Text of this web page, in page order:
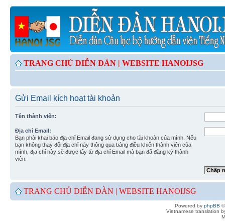
TRANG CHỦ DIỄN ĐÀN | WEBSITE HANOIJSG
Gửi Email kích hoạt tài khoản
Tên thành viên:
Địa chỉ Email:
Bạn phải khai báo địa chỉ Email đang sử dụng cho tài khoản của mình. Nếu
bạn không thay đổi địa chỉ này thông qua bảng điều khiển thành viên của
mình, địa chỉ này sẽ được lấy từ địa chỉ Email mà bạn đã đăng ký thành
viên.
TRANG CHỦ DIỄN ĐÀN | WEBSITE HANOIJSG
Powered by phpBB
Vietnamese translation